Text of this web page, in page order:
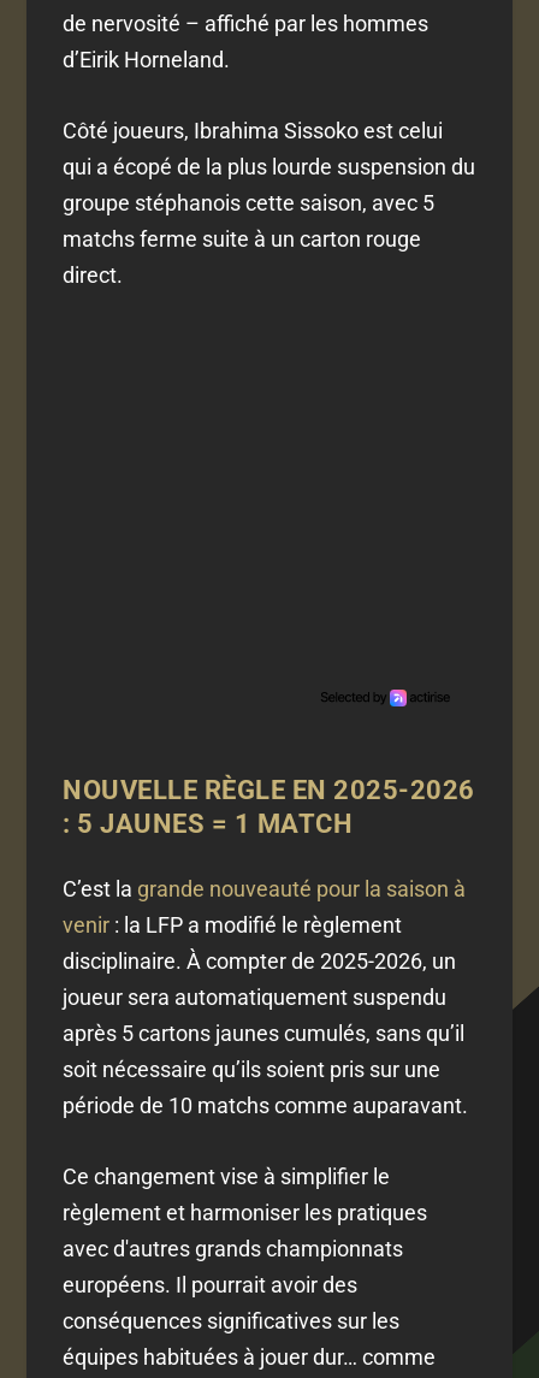
de nervosité – affiché par les hommes
d’Eirik Horneland.
Côté joueurs, Ibrahima Sissoko est celui
qui a écopé de la plus lourde suspension du
groupe stéphanois cette saison, avec 5
matchs ferme suite à un carton rouge
direct.
NOUVELLE RÈGLE EN 2025-2026
: 5 JAUNES = 1 MATCH
C’est la grande nouveauté pour la saison à
venir : la LFP a modifié le règlement
disciplinaire. À compter de 2025-2026, un
joueur sera automatiquement suspendu
après 5 cartons jaunes cumulés, sans qu’il
soit nécessaire qu’ils soient pris sur une
période de 10 matchs comme auparavant.
Ce changement vise à simplifier le
règlement et harmoniser les pratiques
avec d'autres grands championnats
européens. Il pourrait avoir des
conséquences significatives sur les
équipes habituées à jouer dur… comme